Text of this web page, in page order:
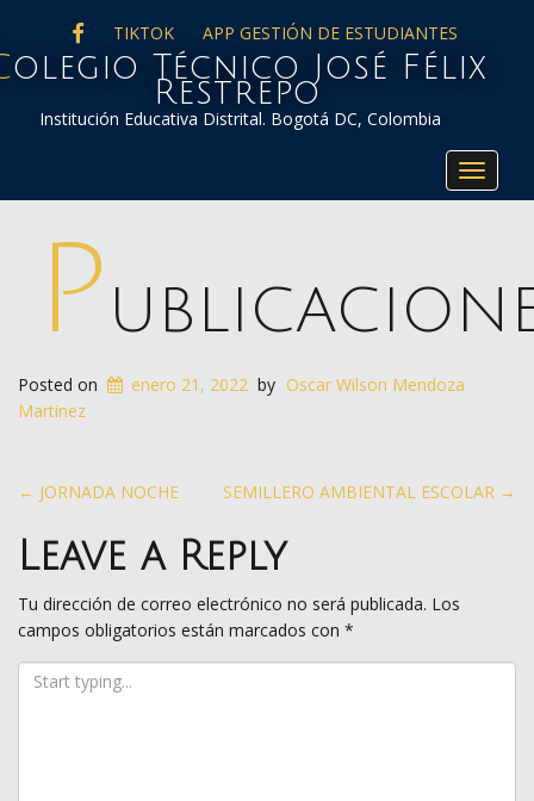
FACEBOOK
TIKTOK APP GESTIÓN DE ESTUDIANTES
Félix
Restrepo
Institución Educativa Distrital. Bogotá DC, Colombia
Toggle
P
Posted on enero 21, 2022 by Oscar Wilson Mendoza
Martinez
Post
navigation
← JORNADA NOCHE SEMILLERO AMBIENTAL ESCOLAR →
Leave a Reply
Tu dirección de correo electrónico no será publicada. Los
campos obligatorios están marcados con *